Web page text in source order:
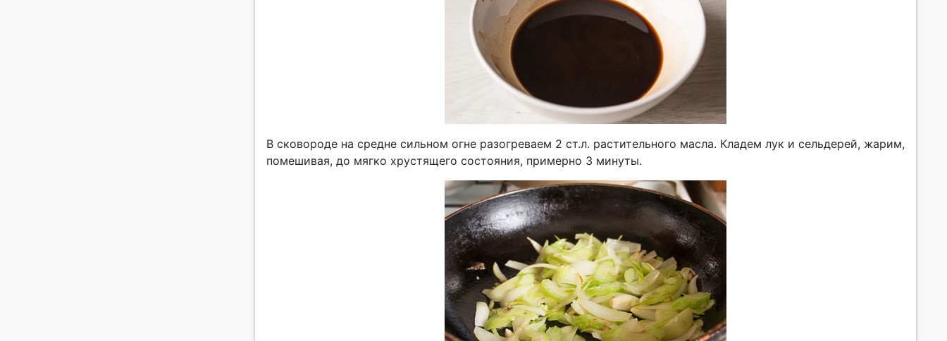
В сковороде на средне сильном огне разогреваем 2 ст.л. растительного масла. Кладем лук и сельдерей, жарим,
помешивая, до мягко хрустящего состояния, примерно 3 минуты.